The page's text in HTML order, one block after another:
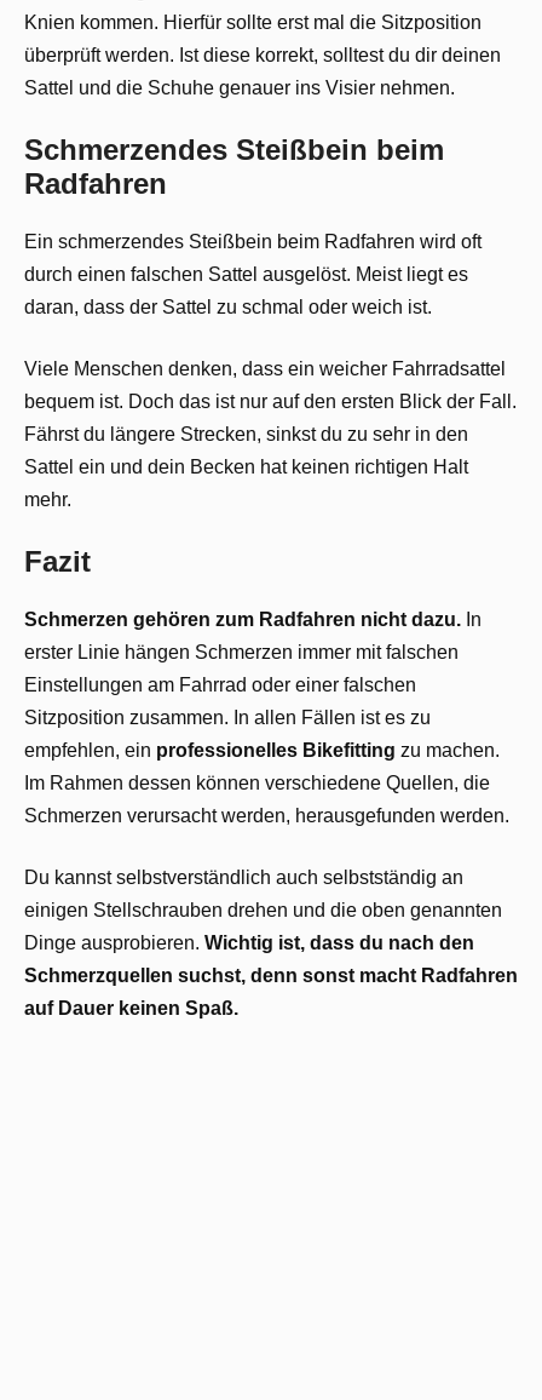
Knien kommen. Hierfür sollte erst mal die Sitzposition
überprüft werden. Ist diese korrekt, solltest du dir deinen
Sattel und die Schuhe genauer ins Visier nehmen.
Schmerzendes Steißbein beim
Radfahren
Ein schmerzendes Steißbein beim Radfahren wird oft
durch einen falschen Sattel ausgelöst. Meist liegt es
daran, dass der Sattel zu schmal oder weich ist.
Viele Menschen denken, dass ein weicher Fahrradsattel
bequem ist. Doch das ist nur auf den ersten Blick der Fall.
Fährst du längere Strecken, sinkst du zu sehr in den
Sattel ein und dein Becken hat keinen richtigen Halt
mehr.
Fazit
Schmerzen gehören zum Radfahren nicht dazu. In
erster Linie hängen Schmerzen immer mit falschen
Einstellungen am Fahrrad oder einer falschen
Sitzposition zusammen. In allen Fällen ist es zu
empfehlen, ein professionelles Bikefitting zu machen.
Im Rahmen dessen können verschiedene Quellen, die
Schmerzen verursacht werden, herausgefunden werden.
Du kannst selbstverständlich auch selbstständig an
einigen Stellschrauben drehen und die oben genannten
Dinge ausprobieren. Wichtig ist, dass du nach den
Schmerzquellen suchst, denn sonst macht Radfahren
auf Dauer keinen Spaß.